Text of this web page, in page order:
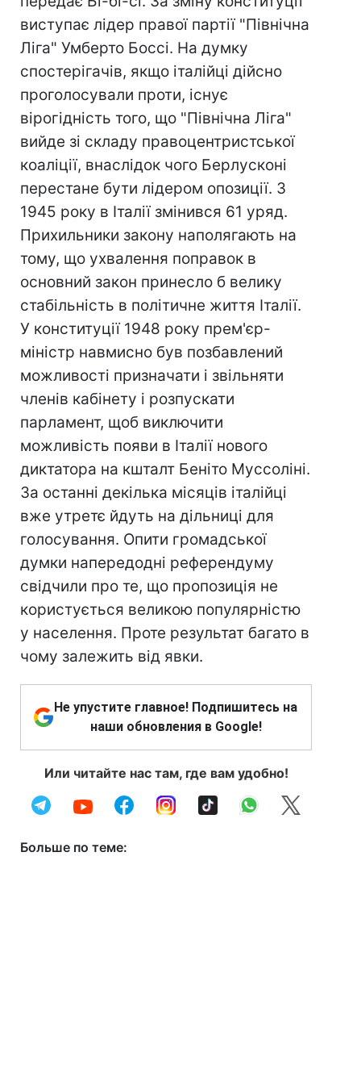
виступає лідер правої партії "Північна
Ліга" Умберто Боссі. На думку
спостерігачів, якщо італійці дійсно
проголосували проти, існує
вірогідність того, що "Північна Ліга"
вийде зі складу правоцентристської
коаліції, внаслідок чого Берлусконі
перестане бути лідером опозиції. З
1945 року в Італії змінився 61 уряд.
Прихильники закону наполягають на
тому, що ухвалення поправок в
основний закон принесло б велику
стабільність в політичне життя Італії.
У конституції 1948 року прем'єр-
міністр навмисно був позбавлений
можливості призначати і звільняти
членів кабінету і розпускати
парламент, щоб виключити
можливість появи в Італії нового
диктатора на кшталт Беніто Муссоліні.
За останні декілька місяців італійці
вже утретє йдуть на дільниці для
голосування. Опити громадської
думки напередодні референдуму
свідчили про те, що пропозиція не
користується великою популярністю
у населення. Проте результат багато в
чому залежить від явки.
Не упустите главное! Подпишитесь на
наши обновления в Google!
Или читайте нас там, где вам удобно!
Больше по теме: